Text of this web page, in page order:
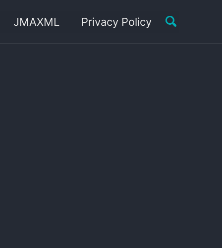
JMAXML Privacy Policy Toggle